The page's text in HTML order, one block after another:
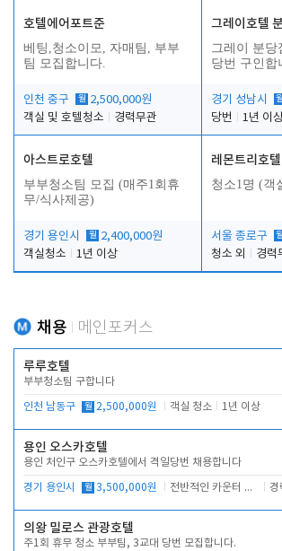
호텔에어포트준
베팅,청소이모, 자매팀, 부부
팀 모집합니다.
인천 중구 월 2,500,000원
객실 및 호텔청소
경력무관
그레이호텔
그레이 분당
당번 구인합
경기 성남시 월
당번
1년 이
아스트로호텔
부부청소팀 모집 (매주1회휴
무/식사제공)
경기 용인시 월 2,400,000원
객실청소
1년 이상
레몬트리호텔
청소1명 (객
서울 종로구 월
청소 외
경력
채용 메인포커스
루루호텔
부부청소팀 구합니다
인천 남동구 월 2,500,000원 객실 청소 1년 이상
용인 오스카호텔
용인 처인구 오스카호텔에서 격일당번 채용합니다
경기 용인시 월 3,500,000원 전반적인 카운터 업무 경
의왕 밀로스 관광호텔
주1회 휴무 청소 부부팀, 3교대 당번 모집합니다.